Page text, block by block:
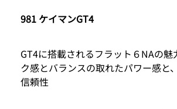
981 ケイマンGT4
GT4に搭載されるフラット６NAの魅
ク感とバランスの取れたパワー感と
信頼性